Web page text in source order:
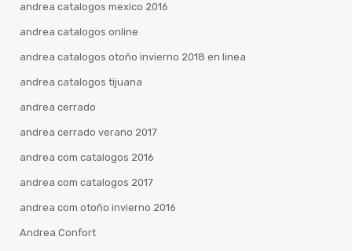
andrea catalogos mexico 2016
andrea catalogos online
andrea catalogos otoño invierno 2018 en linea
andrea catalogos tijuana
andrea cerrado
andrea cerrado verano 2017
andrea com catalogos 2016
andrea com catalogos 2017
andrea com otoño invierno 2016
Andrea Confort